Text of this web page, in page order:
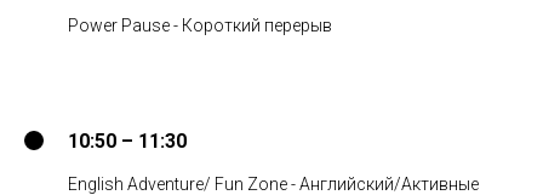
Power Pause - Короткий перерыв
10:50 – 11:30
English Adventure/ Fun Zone - Английский/Активные